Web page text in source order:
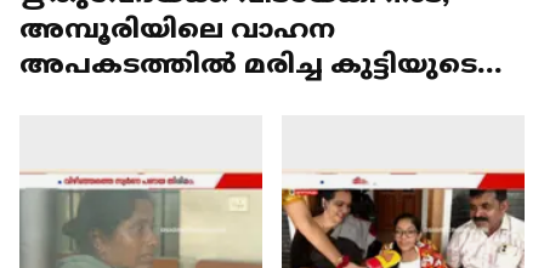
അമ്പൂരിയിലെ വാഹന
അപകടത്തിൽ മരിച്ച കുട്ടിയുടെ